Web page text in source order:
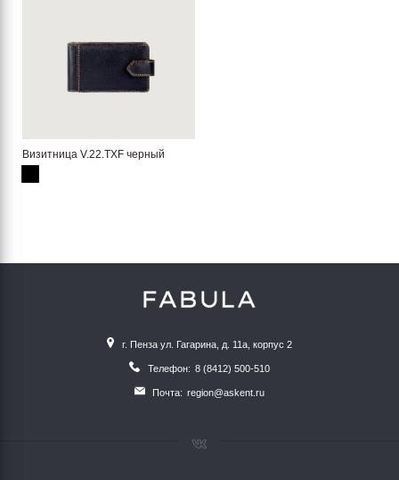
Визитница V.22.TXF черный
г. Пенза ул. Гагарина, д. 11а, корпус 2
Телефон: 8 (8412) 500-510
Почта: region@askent.ru